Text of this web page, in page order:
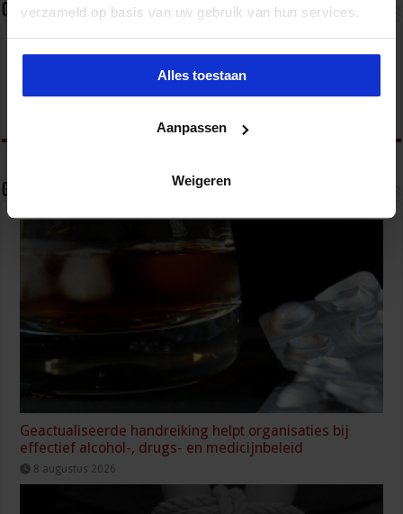
verzameld op basis van uw gebruik van hun services.
Alles toestaan
Aanpassen
Weigeren
Over sbo
congressen over o.a. onderwijs, veiligheid, milieu
& RO, zorg, bouw & infra en overheid.
Gerelateerde Artikelen
Geactualiseerde handreiking helpt organisaties bij
effectief alcohol-, drugs- en medicijnbeleid
8 augustus 2026